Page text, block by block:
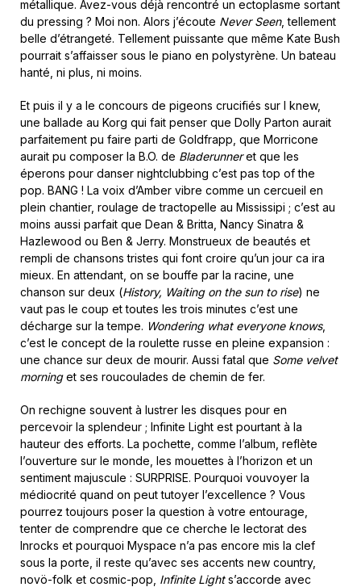
métallique. Avez-vous déjà rencontré un ectoplasme sortant
du pressing ? Moi non. Alors j’écoute Never Seen, tellement
belle d’étrangeté. Tellement puissante que même Kate Bush
pourrait s’affaisser sous le piano en polystyrène. Un bateau
hanté, ni plus, ni moins.
Et puis il y a le concours de pigeons crucifiés sur I knew,
une ballade au Korg qui fait penser que Dolly Parton aurait
parfaitement pu faire parti de Goldfrapp, que Morricone
aurait pu composer la B.O. de Bladerunneret que les
éperons pour danser nightclubbing c’est pas top of the
pop. BANG ! La voix d’Amber vibre comme un cercueil en
plein chantier, roulage de tractopelle au Mississipi ; c’est au
moins aussi parfait que Dean & Britta, Nancy Sinatra &
Hazlewood ou Ben & Jerry. Monstrueux de beautés et
rempli de chansons tristes qui font croire qu’un jour ca ira
mieux. En attendant, on se bouffe par la racine, une
chanson sur deux (History, Waiting on the sun to rise) ne
vaut pas le coup et toutes les trois minutes c’est une
décharge sur la tempe. Wondering what everyone knows,
c’est le concept de la roulette russe en pleine expansion :
une chance sur deux de mourir. Aussi fatal que Some velvet
morninget ses roucoulades de chemin de fer.
On rechigne souvent à lustrer les disques pour en
percevoir la splendeur ; Infinite Light est pourtant à la
hauteur des efforts. La pochette, comme l’album, reflète
l’ouverture sur le monde, les mouettes à l’horizon et un
sentiment majuscule : SURPRISE. Pourquoi vouvoyer la
médiocrité quand on peut tutoyer l’excellence ? Vous
pourrez toujours poser la question à votre entourage,
tenter de comprendre que ce cherche le lectorat des
Inrocks et pourquoi Myspace n’a pas encore mis la clef
sous la porte, il reste qu’avec ses accents new country,
novö-folk et cosmic-pop, Infinite Lights’accorde avec